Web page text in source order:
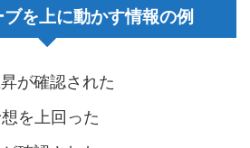
を上に動かす情報の例
が確認された
を上回った